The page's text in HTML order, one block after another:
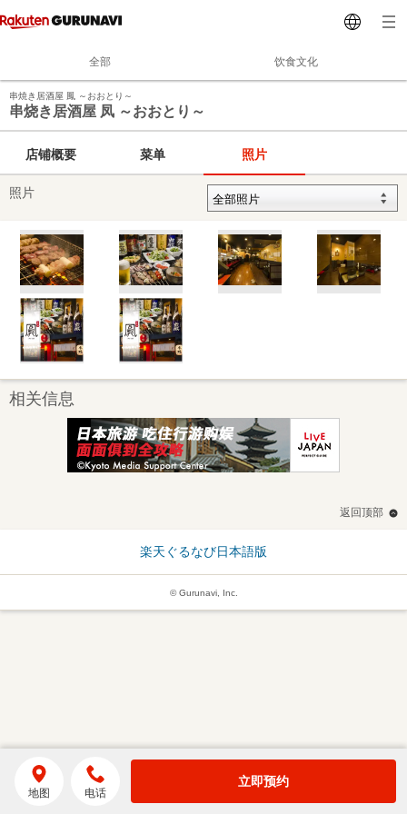
全部 饮食文化
串焼き居酒屋 鳳 ～おおとり～
串烧き居酒屋 凤 ～おおとり～
店铺概要 菜单 照片
照片
相关信息
返回顶部
楽天ぐるなび日本語版
© Gurunavi, Inc.
地图 电话
立即预约